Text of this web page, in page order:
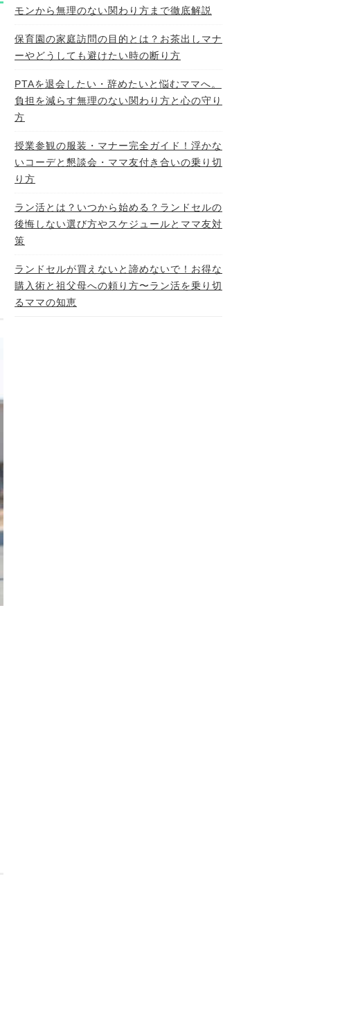
モンから無理のない関わり方まで徹底解説
保育園の家庭訪問の目的とは？お茶出しマナ
ーやどうしても避けたい時の断り方
PTAを退会したい・辞めたいと悩むママへ。
負担を減らす無理のない関わり方と心の守り
方
授業参観の服装・マナー完全ガイド！浮かな
いコーデと懇談会・ママ友付き合いの乗り切
り方
ラン活とは？いつから始める？ランドセルの
後悔しない選び方やスケジュールとママ友対
策
ランドセルが買えないと諦めないで！お得な
購入術と祖父母への頼り方〜ラン活を乗り切
るママの知恵